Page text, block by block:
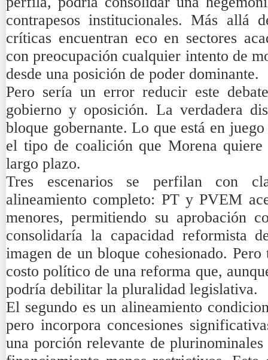
contrapesos institucionales. Más allá
críticas encuentran eco en sectores
con preocupación cualquier intento de
desde una posición de poder dominante.
Pero sería un error reducir este
gobierno y oposición. La verdadera
bloque gobernante. Lo que está en
el tipo de coalición que Morena
largo plazo.
Tres escenarios se perfilan con
alineamiento completo: PT y PVEM
menores, permitiendo su aprobación
consolidaría la capacidad reformista
imagen de un bloque cohesionado.
costo político de una reforma que,
podría debilitar la pluralidad legislativa.
El segundo es un alineamiento
pero incorpora concesiones
una porción relevante de plurinominales